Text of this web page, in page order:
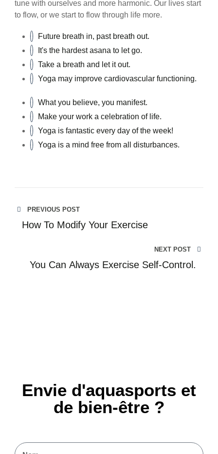
tune with ourselves and more harmonic. Our lives start
to flow, or we start to flow through life more.
Future breath in, past breath out.
It's the hardest asana to let go.
Take a breath and let it out.
Yoga may improve cardiovascular functioning.
What you believe, you manifest.
Make your work a celebration of life.
Yoga is fantastic every day of the week!
Yoga is a mind free from all disturbances.
PREVIOUS POST
How To Modify Your Exercise
NEXT POST
You Can Always Exercise Self-Control.
Envie d'aquasports et
de bien-être ?